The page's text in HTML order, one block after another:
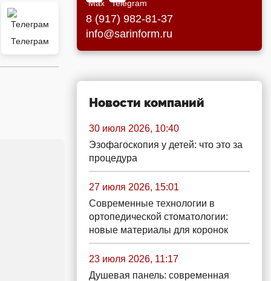
Телеграм
8 (917) 982-81-37
info@sarinform.ru
Новости компаний
30 июля 2026, 10:40
Эзофагоскопия у детей: что это за
процедура
27 июля 2026, 15:01
Современные технологии в
ортопедической стоматологии:
новые материалы для коронок
23 июля 2026, 11:17
Душевая панель: современная